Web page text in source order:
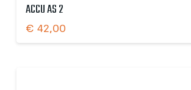
ACCU AS 2
€ 42,00